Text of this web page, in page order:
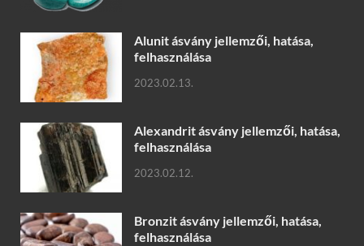
Alunit ásvány jellemzői, hatása,
felhasználása
2023.02.13.
Alexandrit ásvány jellemzői, hatása,
felhasználása
2023.02.12.
Bronzit ásvány jellemzői, hatása,
felhasználása